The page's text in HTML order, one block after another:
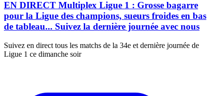
EN DIRECT Multiplex Ligue 1 : Grosse bagarre
pour la Ligue des champions, sueurs froides en bas
de tableau... Suivez la dernière journée avec nous
Suivez en direct tous les matchs de la 34e et dernière journée de
Ligue 1 ce dimanche soir